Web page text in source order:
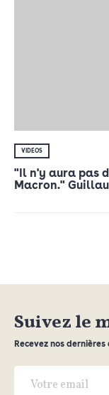
VIDÉOS
"Il n'y aura pas
Macron."
Suivez le
Recevez nos